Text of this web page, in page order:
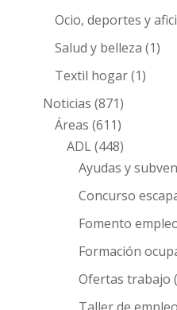
Ocio, deportes y
Salud y belleza (1)
Textil hogar(1)
Noticias (871)
Áreas (611)
ADL(448)
Ayudas y
Concurso
Fomento
Formación
Ofertas trabajo